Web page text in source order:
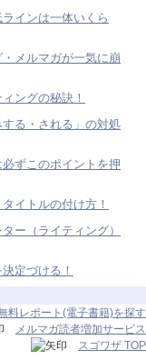
インは一体いくら
メルマガが一気に崩
ングの秘訣！
る・される」の対処
ずこのポイントを押
イトルの付け方！
ー（ライティング）
定づける！
料レポート(電子書籍)を探す
メルマガ読者増加サービス
スゴワザ TOP